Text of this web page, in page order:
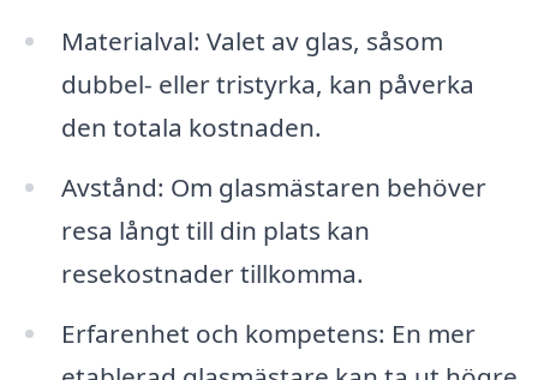
Materialval: Valet av glas, såsom
dubbel- eller tristyrka, kan påverka
den totala kostnaden.
Avstånd: Om glasmästaren behöver
resa långt till din plats kan
resekostnader tillkomma.
Erfarenhet och kompetens: En mer